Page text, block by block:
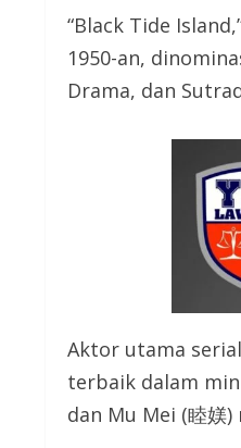
“Black Tide
1950-an,
Drama, dan
Aktor utama
terbaik dalam
dan Mu Mei (睦